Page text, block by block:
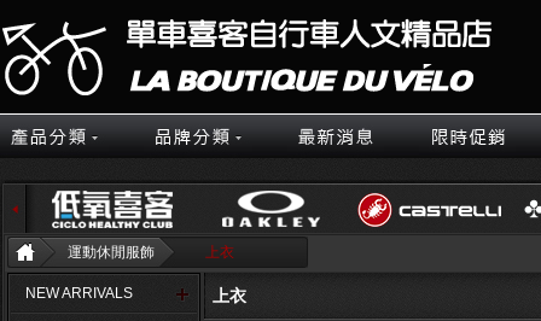
運動休閒服飾 上衣
NEW ARRIVALS 上衣